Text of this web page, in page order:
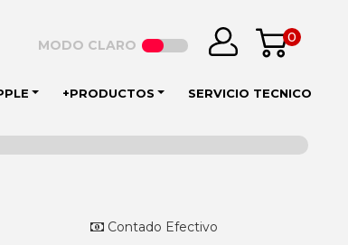
0
MODO CLARO
+PRODUCTOS SERVICIO TECNICO
Contado Efectivo